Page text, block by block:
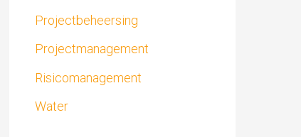
Projectbeheersing
Projectmanagement
Risicomanagement
Water